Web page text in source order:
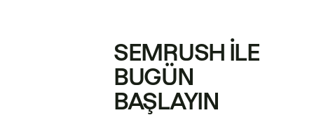
SEMRUSH ILE
BUGÜN
BAŞLAYIN